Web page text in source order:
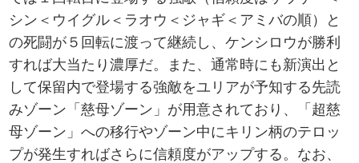
シン＜ウイグル＜ラオウ＜ジャギ＜アミバの順）と
の死闘が５回転に渡って継続し、ケンシロウが勝利
すれば大当たり濃厚だ。また、通常時にも新演出と
して保留内で登場する強敵をユリアが予知する先読
みゾーン「慈母ゾーン」が用意されており、「超慈
母ゾーン」への移行やゾーン中にキリン柄のテロッ
プが発生すればさらに信頼度がアップする。なお、